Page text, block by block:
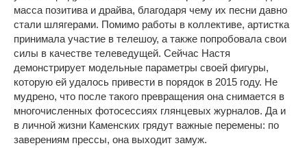
масса позитива и драйва, благодаря чему их песни давно
стали шлягерами. Помимо работы в коллективе, артистка
принимала участие в телешоу, а также попробовала свои
силы в качестве телеведущей. Сейчас Настя
демонстрирует модельные параметры своей фигуры,
которую ей удалось привести в порядок в 2015 году. Не
мудрено, что после такого превращения она снимается в
многочисленных фотосессиях глянцевых журналов. Да и
в личной жизни Каменских грядут важные перемены: по
заверениям прессы, она выходит замуж.